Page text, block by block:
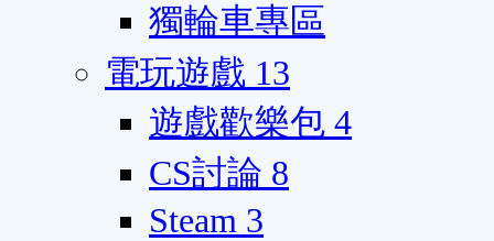
獨輪車專區
電玩遊戲 13
遊戲歡樂包 4
CS討論 8
Steam 3